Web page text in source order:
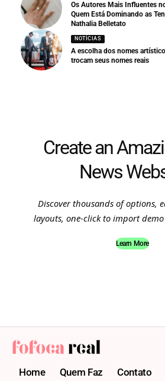
Os Autores Mais Influentes
Quem Está Dominando as
Nathalia Belletato
NOTÍCIAS
A escolha dos nomes
trocam seus nomes reais
Create an
News
Discover thousands of options,
layouts, one-click to import
Learn More
Home Quem Faz Contato